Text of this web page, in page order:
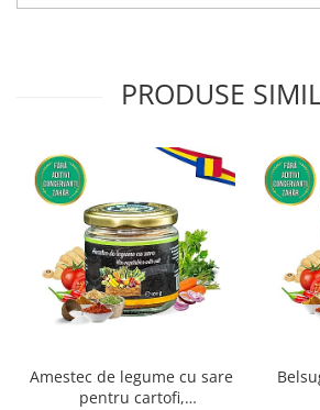
PRODUSE
Amestec de legume cu sare
pentru cartofi,